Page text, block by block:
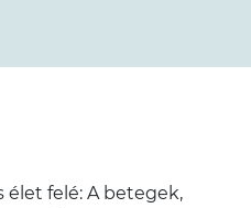
felé: A betegek,